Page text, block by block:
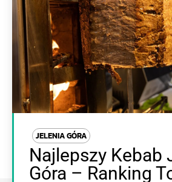
JELENIA GÓRA
Najlepszy Kebab
Góra – Ranking